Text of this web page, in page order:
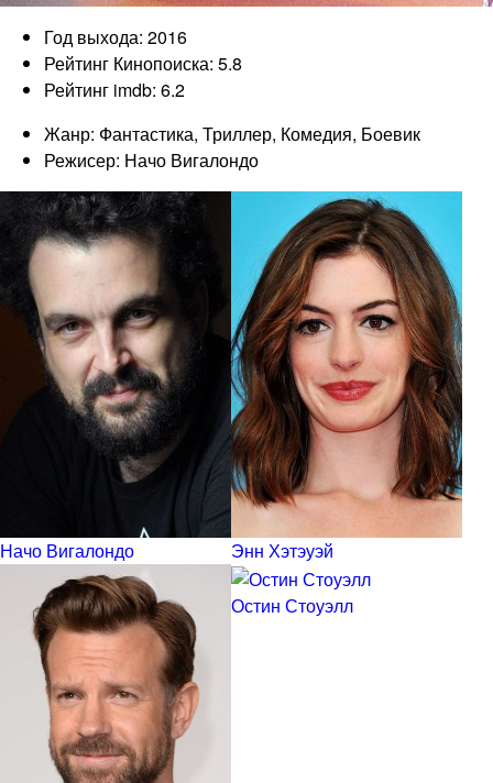
Год выхода: 2016
Рейтинг Кинопоиска: 5.8
Рейтинг imdb: 6.2
Жанр: Фантастика, Триллер, Комедия, Боевик
Режисер: Начо Вигалондо
Начо Вигалондо Энн Хэтэуэй
Остин Стоуэлл